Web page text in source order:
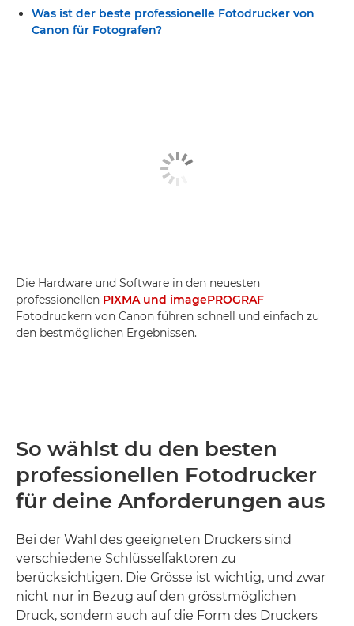
Was ist der beste professionelle Fotodrucker von
Canon für Fotografen?
Die Hardware und Software in den neuesten
professionellen PIXMA und imagePROGRAF
Fotodruckern von Canon führen schnell und einfach zu
den bestmöglichen Ergebnissen.
So wählst du den besten
professionellen Fotodrucker
für deine Anforderungen aus
Bei der Wahl des geeigneten Druckers sind
verschiedene Schlüsselfaktoren zu
berücksichtigen. Die Grösse ist wichtig, und zwar
nicht nur in Bezug auf den grösstmöglichen
Druck, sondern auch auf die Form des Druckers